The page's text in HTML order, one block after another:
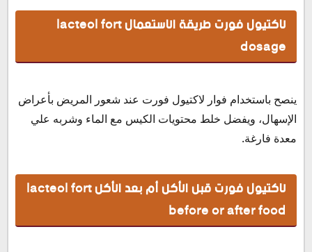
لاكتيول فورت طريقة الاستعمال lacteol fort
dosage
ينصح باستخدام فوار لاكتيول فورت عند شعور المريض بأعراض
الإسهال، ويفضل خلط محتويات الكيس مع الماء وشربه علي
معدة فارغة.
لاكتيول فورت قبل الأكل أم بعد الأكل lacteol fort
before or after food